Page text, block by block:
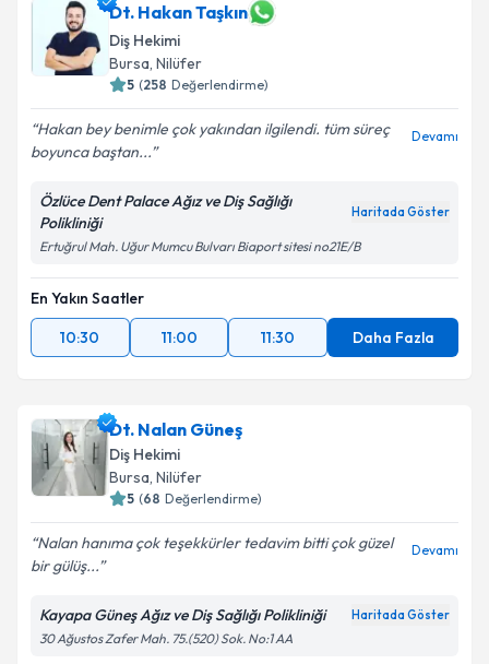
Dt. Hakan Taşkın
Diş Hekimi
Bursa, Nilüfer
5 (258 Değerlendirme)
Hakan bey benimle çok yakından ilgilendi. tüm süreç
boyunca baştan...
Devamı
Özlüce Dent Palace Ağız ve Diş Sağlığı
Polikliniği
Haritada Göster
Ertuğrul Mah. Uğur Mumcu Bulvarı Biaport sitesi no21E/B
En Yakın Saatler
10:30
11:00 11:30 Daha Fazla
Dt. Nalan Güneş
Diş Hekimi
Bursa, Nilüfer
5 (68 Değerlendirme)
Nalan hanıma çok teşekkürler tedavim bitti çok güzel
bir gülüş...
Devamı
Kayapa Güneş Ağız ve Diş Sağlığı Polikliniği Haritada Göster
30 Ağustos Zafer Mah. 75.(520) Sok. No:1 AA